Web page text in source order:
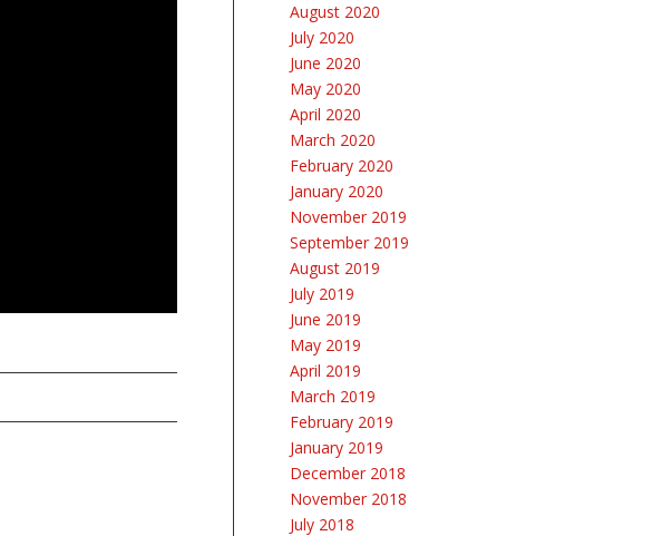
August 2020
July 2020
June 2020
May 2020
April 2020
March 2020
February 2020
January 2020
November 2019
September 2019
August 2019
July 2019
June 2019
May 2019
April 2019
March 2019
February 2019
January 2019
December 2018
November 2018
July 2018